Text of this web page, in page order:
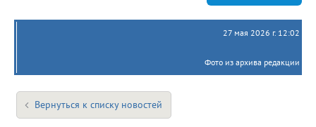
27 мая 2026 г. 12:02
Фото из архива редакции
Вернуться к списку новостей